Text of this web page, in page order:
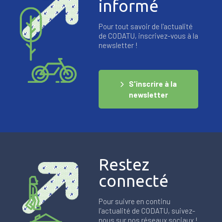
informé
Pour tout savoir de l'actualité
de CODATU, inscrivez-vous à la
newsletter !
S'inscrire à la
newsletter
Restez
connecté
Pour suivre en continu
l'actualité de CODATU, suivez-
nous sur nos réseaux sociaux !